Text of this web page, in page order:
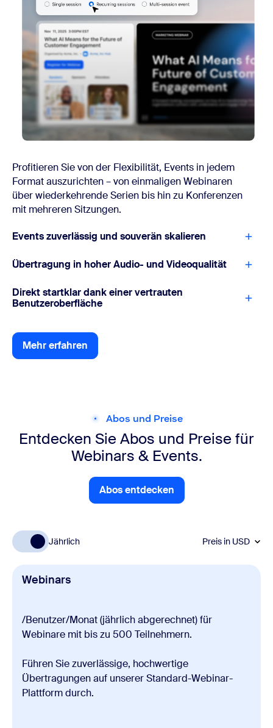
Profitieren Sie von der Flexibilität, Events in jedem
Format auszurichten – von einmaligen Webinaren
über wiederkehrende Serien bis hin zu Konferenzen
mit mehreren Sitzungen.
Events zuverlässig und souverän skalieren
Übertragung in hoher Audio- und Videoqualität
Direkt startklar dank einer vertrauten
Benutzeroberfläche
Mehr erfahren
Mehr erfahren
Abos und Preise
Entdecken Sie Abos und Preise für
Webinars & Events.
Abos entdecken
Abos entdecken
Jährlich Preis in USD
Webinars
/Benutzer/Monat (jährlich abgerechnet) für
Webinare mit bis zu 500 Teilnehmern.
Führen Sie zuverlässige, hochwertige
Übertragungen auf unserer Standard-Webinar-
Plattform durch.